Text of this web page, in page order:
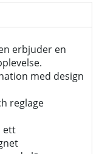
erbjuder en
med design
reglage
ett